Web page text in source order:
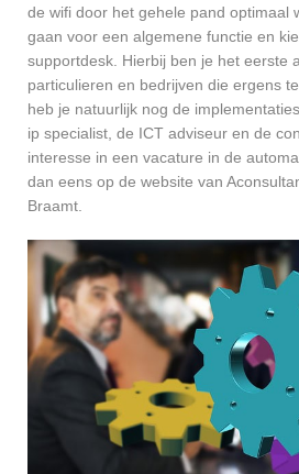
de wifi door het gehele pand optimaal
gaan voor een algemene functie en
supportdesk. Hierbij ben je het eerste
particulieren en bedrijven die ergens
heb je natuurlijk nog de
ip specialist, de ICT adviseur en de
interesse in een vacature in de
dan eens op de website van
Braamt.